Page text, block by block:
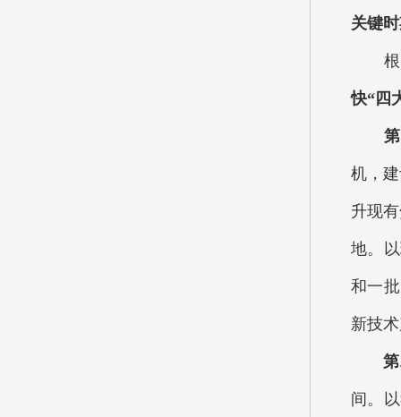
关键
根据
快“四
第
机，
升现
地。
和一
新技
第二
间。